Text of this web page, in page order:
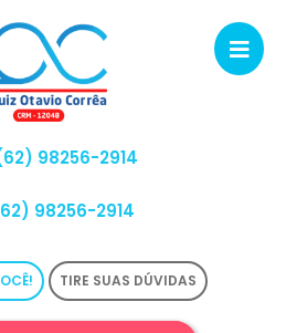
98256-2914
98256-2914
TIRE SUAS DÚVIDAS